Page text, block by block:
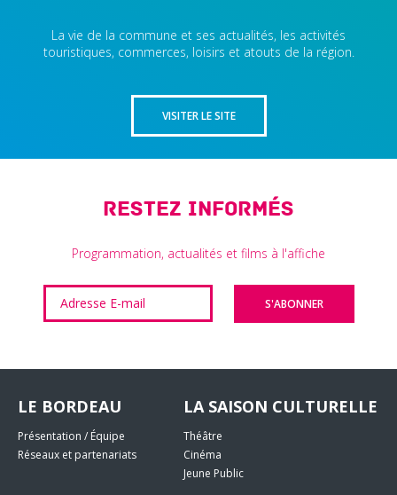
La vie de la commune et ses actualités, les activités
touristiques, commerces, loisirs et atouts de la région.
VISITER LE SITE
Restez informés
Programmation, actualités et films à l'affiche
LE BORDEAU
Présentation / Équipe
Réseaux et partenariats
LA SAISON CULTURELLE
Théâtre
Cinéma
Jeune Public